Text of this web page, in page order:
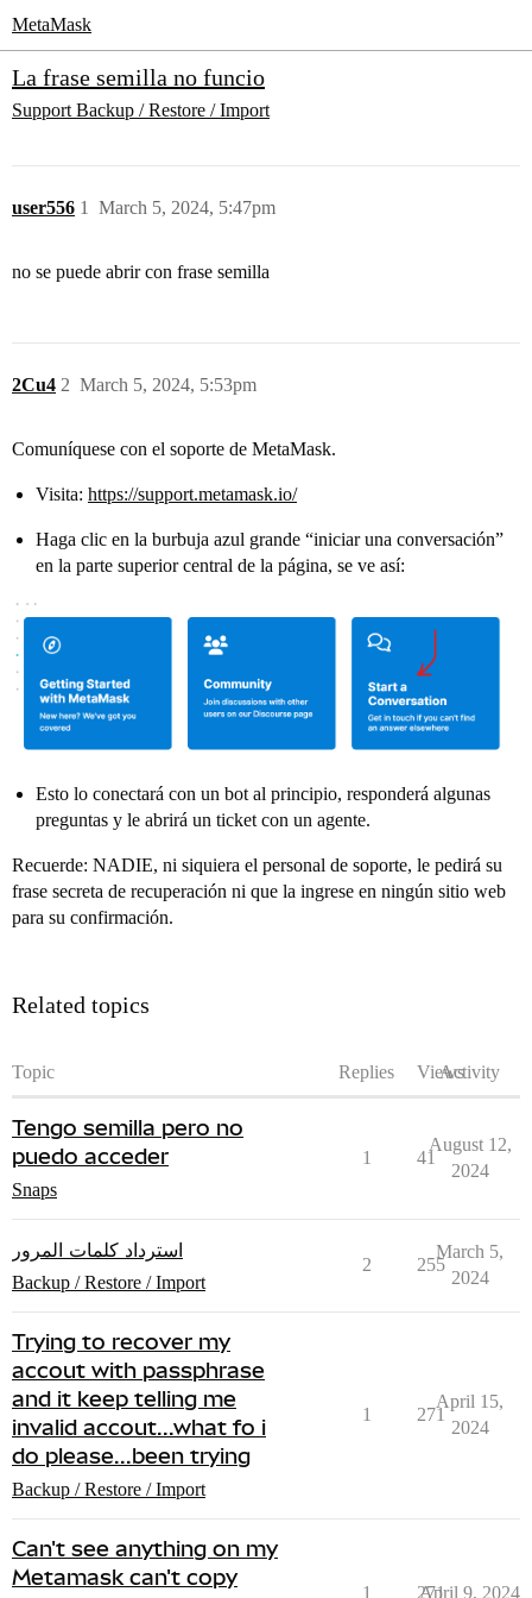
MetaMask
La frase semilla no funcio
Support Backup / Restore / Import
user556 March 5, 2024, 5:47pm
1
no se puede abrir con frase semilla
2Cu4 March 5, 2024, 5:53pm
2
Comuníquese con el soporte de MetaMask.
Visita: https://support.metamask.io/
Haga clic en la burbuja azul grande “iniciar una conversación”
en la parte superior central de la página, se ve así:
Esto lo conectará con un bot al principio, responderá algunas
preguntas y le abrirá un ticket con un agente.
Recuerde: NADIE, ni siquiera el personal de soporte, le pedirá su
frase secreta de recuperación ni que la ingrese en ningún sitio web
para su confirmación.
Related topics
Topic Replies ViewsActivity
Tengo semilla pero no
puedo acceder
Snaps
1 41
August 12,
2024
استرداد كلمات المرور
Backup / Restore / Import
2 255
March 5,
2024
Trying to recover my
accout with passphrase
and it keep telling me
invalid accout...what fo i
do please...been trying
Backup / Restore / Import
1 271
April 15,
2024
Can't see anything on my
Metamask can't copy
1 271
April 9, 2024